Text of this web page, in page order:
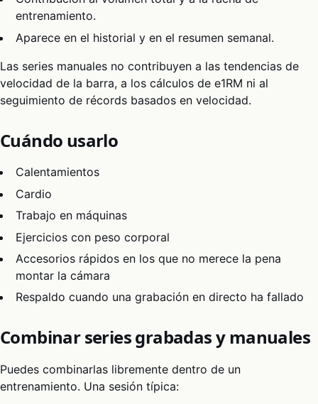
entrenamiento.
Aparece en el historial y en el resumen semanal.
Las series manuales no contribuyen a las tendencias de
velocidad de la barra, a los cálculos de e1RM ni al
seguimiento de récords basados en velocidad.
Cuándo usarlo
Calentamientos
Cardio
Trabajo en máquinas
Ejercicios con peso corporal
Accesorios rápidos en los que no merece la pena
montar la cámara
Respaldo cuando una grabación en directo ha fallado
Combinar series grabadas y manuales
Puedes combinarlas libremente dentro de un
entrenamiento. Una sesión típica: